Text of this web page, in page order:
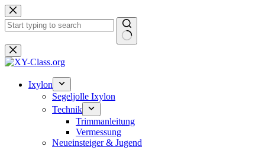
Zum
Inhalt
springen
Keine
Ergebnisse
Ixylon
Segeljolle Ixylon
Technik
Trimmanleitung
Vermessung
Neueinsteiger & Jugend